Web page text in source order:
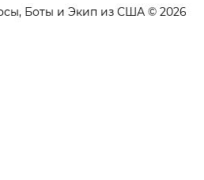
Боты и Экип из США © 2026